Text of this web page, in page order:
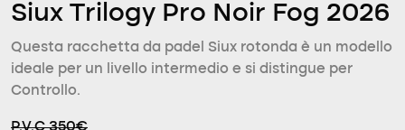
Siux Trilogy Pro Noir Fog 2026
Questa racchetta da padel Siux rotonda è un modello
ideale per un livello intermedio e si distingue per
Controllo.